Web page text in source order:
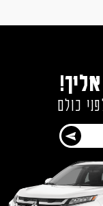
כולם